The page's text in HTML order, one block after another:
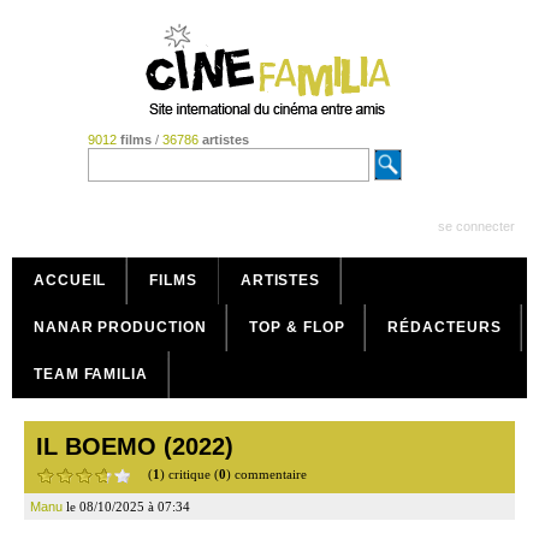
9012 films/ 36786 artistes
se connecter
ACCUEIL FILMS ARTISTES
NANAR PRODUCTION TOP & FLOP RÉDACTEURS
TEAM FAMILIA
IL BOEMO (2022)
(1) critique (0) commentaire
Manu le 08/10/2025 à 07:34